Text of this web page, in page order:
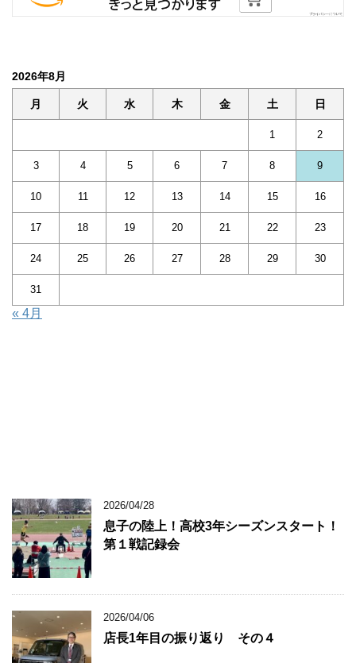
2026年8月
月 火 水 木 金 土 日
1 2
3 4 5 6 7 8 9
10 11 12 13 14 15 16
17 18 19 20 21 22 23
24 25 26 27 28 29 30
31
« 4月
2026/04/28
息子の陸上！高校3年シーズンスタート！
第１戦記録会
2026/04/06
店長1年目の振り返り その４